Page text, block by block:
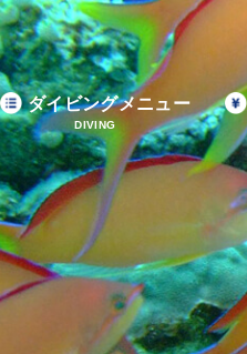
ダイビングメニュー
DIVING